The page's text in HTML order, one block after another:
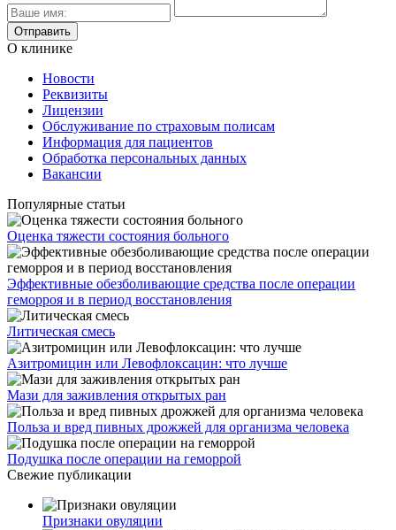
О клинике
Новости
Реквизиты
Лицензии
Обслуживание по страховым полисам
Информация для пациентов
Обработка персональных данных
Вакансии
Популярные статьи
Оценка тяжести состояния больного
Эффективные обезболивающие средства после операции
геморроя и в период восстановления
Литическая смесь
Азитромицин или Левофлоксацин: что лучше
Мази для заживления открытых ран
Польза и вред пивных дрожжей для организма человека
Подушка после операции на геморрой
Свежие публикации
Признаки овуляции